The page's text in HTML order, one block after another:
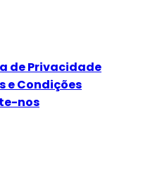
de Privacidade
e Condições
nos